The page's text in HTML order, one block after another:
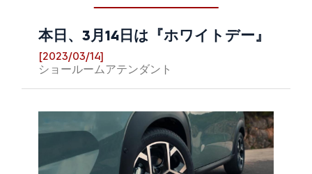
本日、3月14日は『ホワイトデー』
[2023/03/14]
ショールームアテンダント